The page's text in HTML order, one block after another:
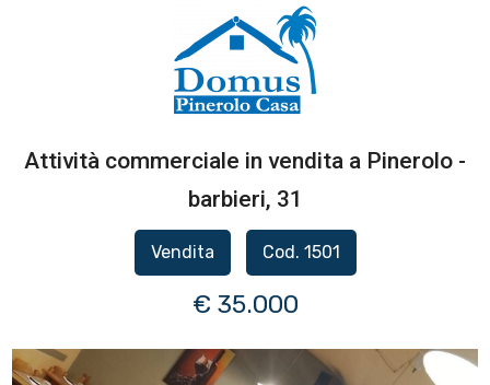
Attività commerciale in vendita a Pinerolo -
barbieri, 31
Vendita Cod. 1501
€ 35.000